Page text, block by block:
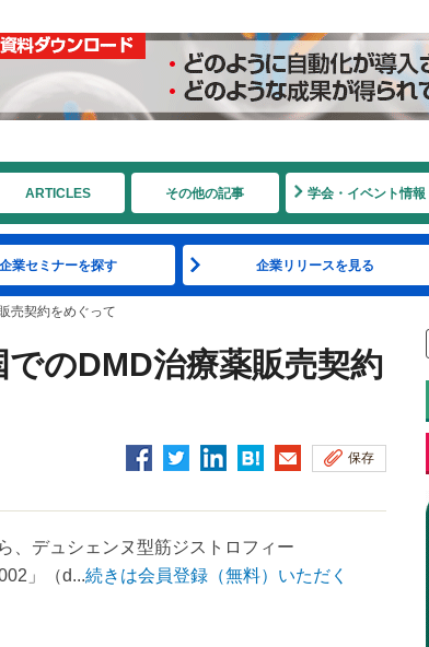
ARTICLES その他の記事 学会・イベント情報
企業セミナーを探す 企業リリースを見る
売契約をめぐって
のDMD治療薬販売契約
保存
、デュシェンヌ型筋ジストロフィー
」（d...続きは会員登録（無料）いただく